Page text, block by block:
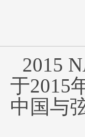
2015
于2015
中国与